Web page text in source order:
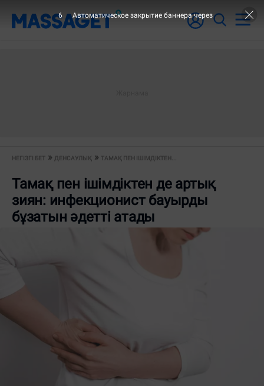
НЕГІЗГІ БЕТ ДЕНСАУЛЫҚ ТАМАҚ ПЕН ІШІМДІКТЕН...
Тамақ пен ішімдіктен де артық
зиян: инфекционист бауырды
бұзатын әдетті атады
6 Автоматическое закрытие баннера через